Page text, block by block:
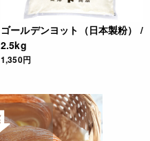
ゴールデンヨット（日本製粉） /
2.5kg
1,350円